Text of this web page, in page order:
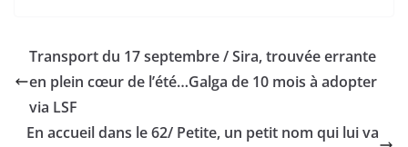
Transport du 17 septembre / Sira, trouvée errante
en plein cœur de l’été…Galga de 10 mois à adopter
via LSF
En accueil dans le 62/ Petite, un petit nom qui lui va